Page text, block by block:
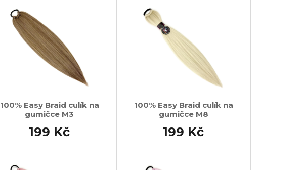
100% Easy Braid culík na
gumičce M3
199 Kč
100% Easy Braid culík na
gumičce M8
199 Kč